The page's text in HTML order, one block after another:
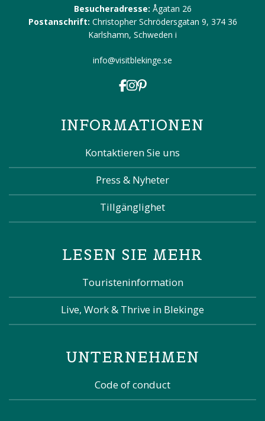
Besucheradresse: Ågatan 26
Postanschrift: Christopher Schrödersgatan 9, 374 36
Karlshamn, Schweden i
info@visitblekinge.se
INFORMATIONEN
Kontaktieren Sie uns
Press & Nyheter
Tillgänglighet
LESEN SIE MEHR
Touristeninformation
Live, Work & Thrive in Blekinge
UNTERNEHMEN
Code of conduct